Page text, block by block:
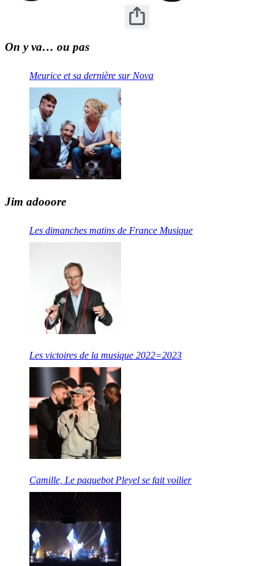
On y va… ou pas
Meurice et sa dernière sur Nova
Jim adooore
Les dimanches matins de France Musique
Les victoires de la musique 2022=2023
Camille, Le paquebot Pleyel se fait voilier